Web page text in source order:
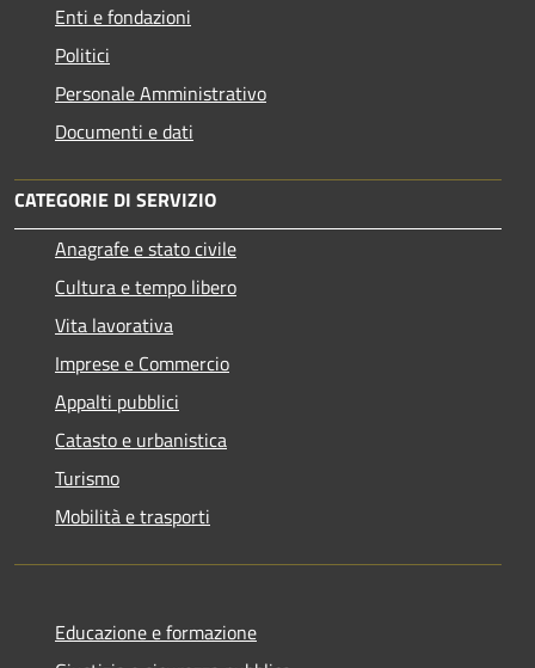
Enti e fondazioni
Politici
Personale Amministrativo
Documenti e dati
CATEGORIE DI SERVIZIO
Anagrafe e stato civile
Cultura e tempo libero
Vita lavorativa
Imprese e Commercio
Appalti pubblici
Catasto e urbanistica
Turismo
Mobilità e trasporti
Educazione e formazione